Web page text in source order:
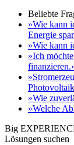
Beliebte
»Wie kann
Energie
»Wie kann
»Ich
»Wie
»Welche
Big
Lösungen suchen